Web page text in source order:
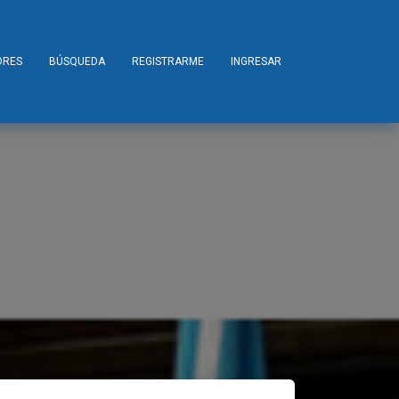
BÚSQUEDA REGISTRARME INGRESAR